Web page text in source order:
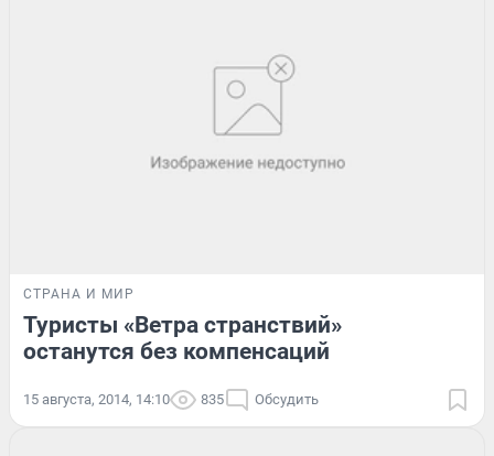
СТРАНА И МИР
Туристы «Ветра странствий»
останутся без компенсаций
15 августа, 2014, 14:10 835 Обсудить